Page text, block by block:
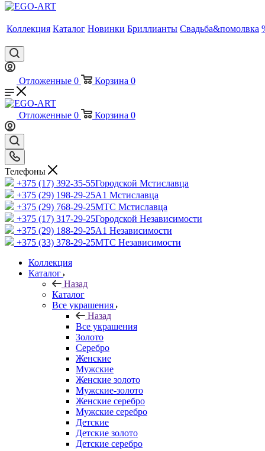
Коллекция Каталог Новинки Бриллианты Свадьба&помолвка
Отложенные 0 Корзина 0
Отложенные 0 Корзина 0
Телефоны
+375 (17) 392-35-55Городской Мстиславца
+375 (29) 198-29-25A1 Мстиславца
+375 (29) 768-29-25МТС Мстиславца
+375 (17) 317-29-25Городской Независимости
+375 (29) 188-29-25A1 Независимости
+375 (33) 378-29-25МТС Независимости
Коллекция
Каталог
Назад
Каталог
Все украшения
Назад
Все украшения
Золото
Серебро
Женские
Мужские
Женские золото
Мужские-золото
Женские серебро
Мужские серебро
Детские
Детские золото
Детские серебро